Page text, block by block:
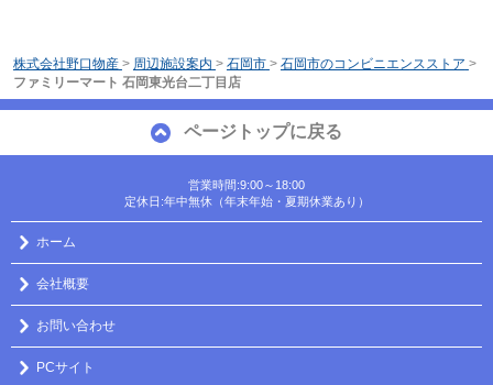
株式会社野口物産 > 周辺施設案内 > 石岡市 > 石岡市のコンビニエンスストア >
ファミリーマート 石岡東光台二丁目店
ページトップに戻る
営業時間:9:00～18:00
定休日:年中無休（年末年始・夏期休業あり）
ホーム
会社概要
お問い合わせ
PCサイト